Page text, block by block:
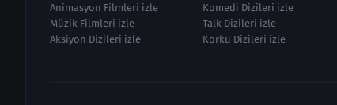
Animasyon Filmleri izle
Müzik Filmleri izle
Aksiyon Dizileri izle
Komedi Dizileri izle
Talk Dizileri izle
Korku Dizileri izle